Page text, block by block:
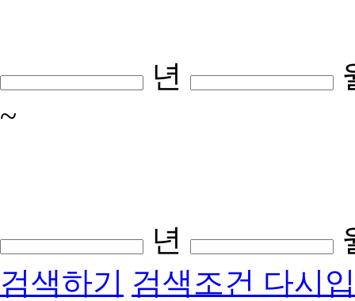
년
~
년
검색하기 검색조건 다시